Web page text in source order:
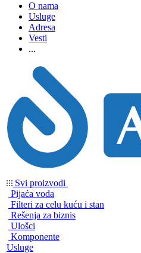
O nama
Usluge
Adresa
Vesti
...
Svi proizvodi
Pijaća voda
Filteri za celu kuću i stan
Rešenja za biznis
Ulošci
Komponente
Usluge